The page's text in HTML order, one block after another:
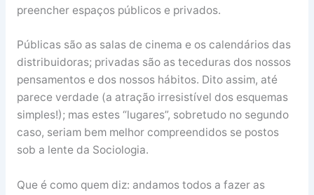
preencher espaços públicos e privados.
Públicas são as salas de cinema e os calendários das
distribuidoras; privadas são as teceduras dos nossos
pensamentos e dos nossos hábitos. Dito assim, até
parece verdade (a atração irresistível dos esquemas
simples!); mas estes “lugares”, sobretudo no segundo
caso, seriam bem melhor compreendidos se postos
sob a lente da Sociologia.
Que é como quem diz: andamos todos a fazer as